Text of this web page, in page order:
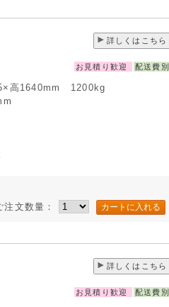
詳しくはこちら
お見積り歓迎 配送費別
高1640mm 1200kg
注文数量：
詳しくはこちら
お見積り歓迎 配送費別